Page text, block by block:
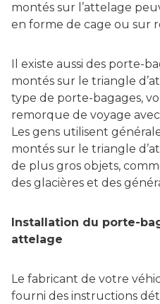
montés sur l’attelage
en forme de cage ou sur
Il existe aussi des porte-
montés sur le triangle
type de porte-bagages,
remorque de voyage
Les gens utilisent
montés sur le triangle
de plus gros objets,
des glacières et des
Installation du porte-
attelage
Le fabricant de votre
fourni des instructions